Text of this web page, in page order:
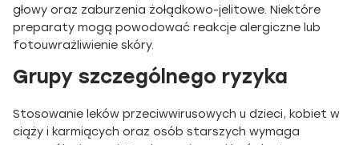
głowy oraz zaburzenia żołądkowo-jelitowe. Niektóre
preparaty mogą powodować reakcje alergiczne lub
fotouwrażliwienie skóry.
Grupy szczególnego ryzyka
Stosowanie leków przeciwwirusowych u dzieci, kobiet w
ciąży i karmiących oraz osób starszych wymaga